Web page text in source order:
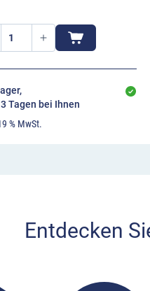
Tagen bei Ihnen
% MwSt.
Entdecken